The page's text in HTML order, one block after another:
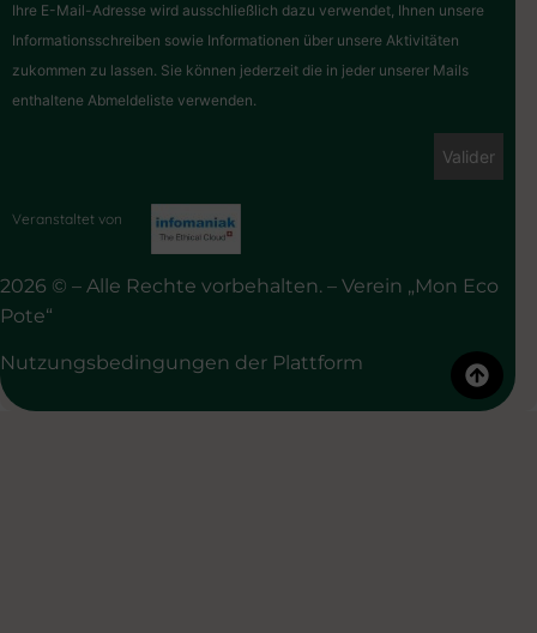
Ihre E-Mail-Adresse wird ausschließlich dazu verwendet, Ihnen unsere
Informationsschreiben sowie Informationen über unsere Aktivitäten
zukommen zu lassen. Sie können jederzeit die in jeder unserer Mails
enthaltene Abmeldeliste verwenden.
Veranstaltet von
2026 © – Alle Rechte vorbehalten. – Verein „Mon Eco
Pote“
Nutzungsbedingungen der Plattform